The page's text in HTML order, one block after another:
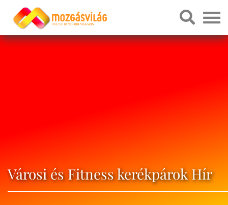
Városi és Fitness kerékpárok Hír